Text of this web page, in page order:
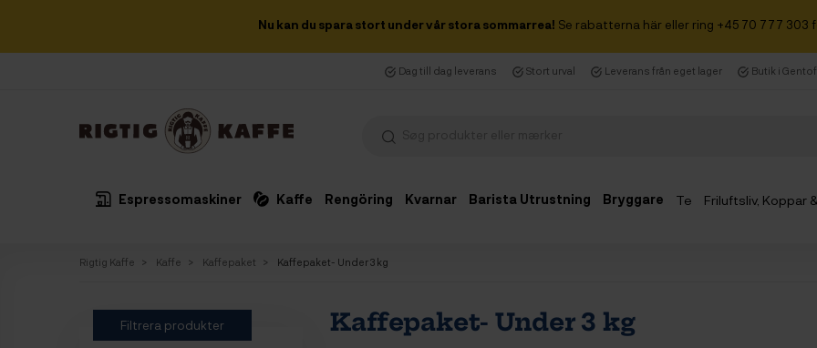
Nu kan du spara stort under vår stora sommarrea! Se rabatterna här eller ring +45 70 777 303
Dag till dag leverans Stort urval Leverans från eget lager Butik i
Espressomaskiner Kaffe Rengöring Kvarnar Barista Utrustning Bryggare Te Friluftsliv, Koppar
Rigtig Kaffe Kaffe Kaffepaket Kaffepaket- Under 3 kg
Filtrera produkter Kaffepaket- Under 3 kg